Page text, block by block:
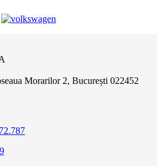
Morarilor 2, București 022452